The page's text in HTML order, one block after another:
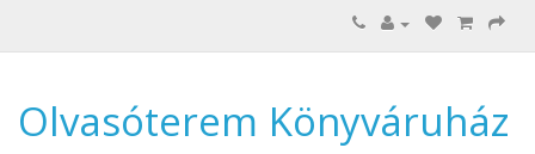
Olvasóterem Könyváruház